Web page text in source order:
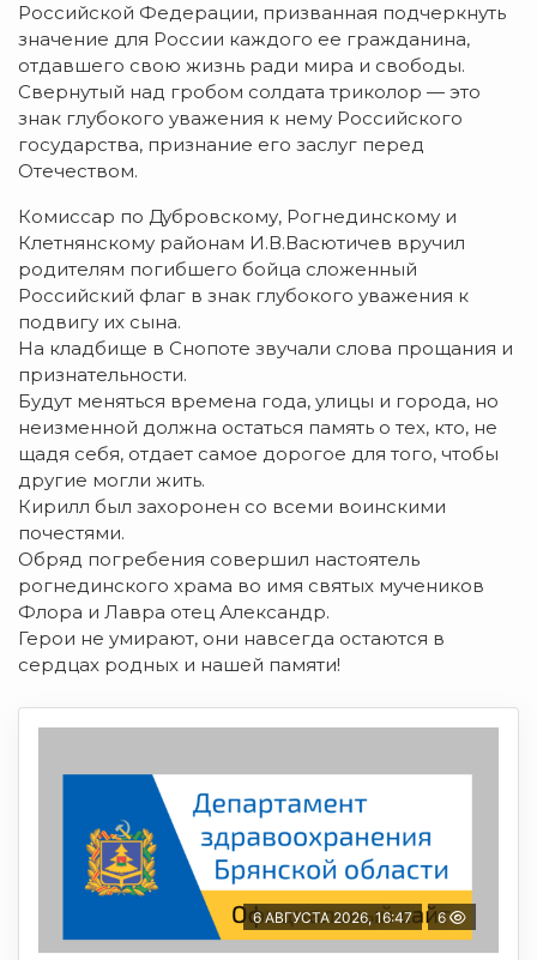
Российской Федерации, призванная подчеркнуть
значение для России каждого ее гражданина,
отдавшего свою жизнь ради мира и свободы.
Свернутый над гробом солдата триколор — это
знак глубокого уважения к нему Российского
государства, признание его заслуг перед
Отечеством.
Комиссар по Дубровскому, Рогнединскому и
Клетнянскому районам И.В.Васютичев вручил
родителям погибшего бойца сложенный
Российский флаг в знак глубокого уважения к
подвигу их сына.
На кладбище в Снопоте звучали слова прощания и
признательности.
Будут меняться времена года, улицы и города, но
неизменной должна остаться память о тех, кто, не
щадя себя, отдает самое дорогое для того, чтобы
другие могли жить.
Кирилл был захоронен со всеми воинскими
почестями.
Обряд погребения совершил настоятель
рогнединского храма во имя святых мучеников
Флора и Лавра отец Александр.
Герои не умирают, они навсегда остаются в
сердцах родных и нашей памяти!
6 АВГУСТА 2026, 16:47 6